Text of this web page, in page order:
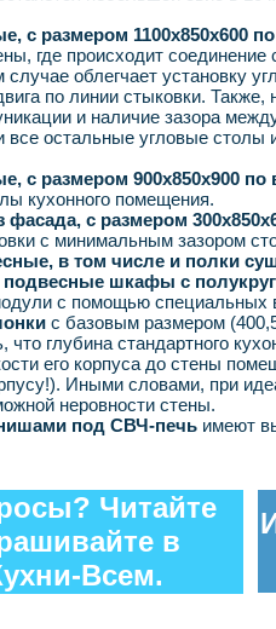
с размером 1100х850х600
где происходит
облегчает установку
по линии стыковки.
и наличие зазора
остальные угловые столы
с размером 900х850х900
кухонного помещения.
с размером
с минимальным зазором
в том числе и полки
шкафы с
с помощью специальных
с базовым размером
что глубина стандартного
его корпуса до стены
Иными словами, при
неровности стены.
под СВЧ-печь имеют
Читайте
в
Всем.